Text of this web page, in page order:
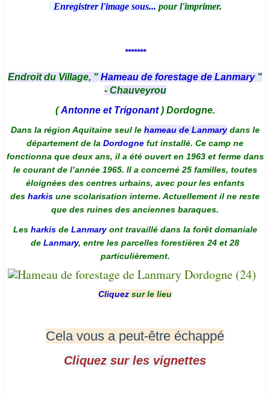
Enregistrer l'image sous... pour l'imprimer.
*******
Endroit du Village, " Hameau de forestage de Lanmary "
- Chauveyrou
(Antonne et Trigonant) Dordogne.
Dans la région Aquitaine seul le hameau de Lanmarydans le
département de la Dordogne fut installé. Ce camp ne
fonctionna que deux ans, il a été ouvert en 1963 et ferme dans
le courant de l’année 1965. Il a concerné 25 familles, toutes
éloignées des centres urbains, avec pour les enfants
des harkis une scolarisation interne. Actuellement il ne reste
que des ruines des anciennes baraques.
Les harkis de Lanmaryont travaillé dans la forêt domaniale
de Lanmary, entre les parcelles forestières 24 et 28
particulièrement.
Cliquez sur le lieu
Cela vous a peut-être échappé
Cliquez sur les vignettes